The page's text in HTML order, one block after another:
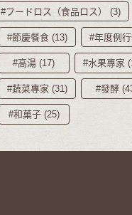
#フードロス（食品ロス） (3)
#節慶餐食 (13) #年度例
#高湯 (17) #水果專家
#蔬菜專家 (31) #發酵
#和菓子 (25)